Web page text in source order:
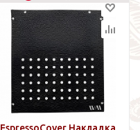
EspressoCover Накладка